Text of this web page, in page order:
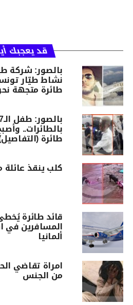
قد يعجبك
بالصور: شركة
نشاط طيّار
طائرة متجهة
بالطائرات..
طائرة
كلب ينقذ
قائد طائرة
المسافرين في
ألمانيا
امراة تقاضي
من الجنس‎